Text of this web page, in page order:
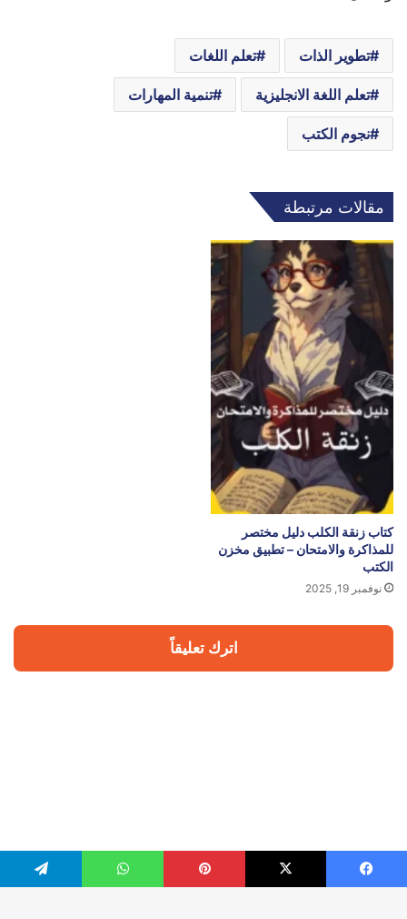
تطوير الذات تعلم اللغات
تعلم اللغة الانجليزية تنمية المهارات
نجوم الكتب
مقالات مرتبطة
كتاب زنقة الكلب دليل مختصر
للمذاكرة والامتحان – تطبيق مخزن
الكتب
نوفمبر 19, 2025
اترك تعليقاً
فيسبوك ‫X بينتيريست واتساب تيلقرام